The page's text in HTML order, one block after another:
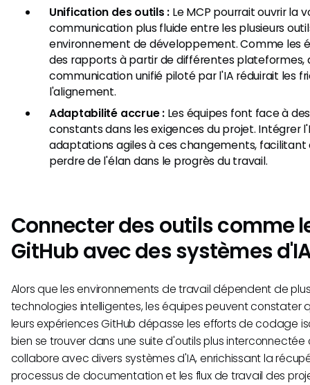
Unification des outils : Le MCP pourrait ouvrir la
communication plus fluide entre les plusieurs
environnement de développement. Comme les
des rapports à partir de différentes plateformes,
communication unifié piloté par l'IA réduirait les
l'alignement.
Adaptabilité accrue :Les équipes font face à
constants dans les exigences du projet. Intégrer
adaptations agiles à ces changements, facilitant
perdre de l'élan dans le progrès du travail.
Connecter des outils comme
GitHub avec des systèmes
Alors que les environnements de travail dépendent de
technologies intelligentes, les équipes peuvent constater
leurs expériences GitHub dépasse les efforts de codage
bien se trouver dans une suite d'outils plus interconnectée
collabore avec divers systèmes d'IA, enrichissant la
processus de documentation et les flux de travail des